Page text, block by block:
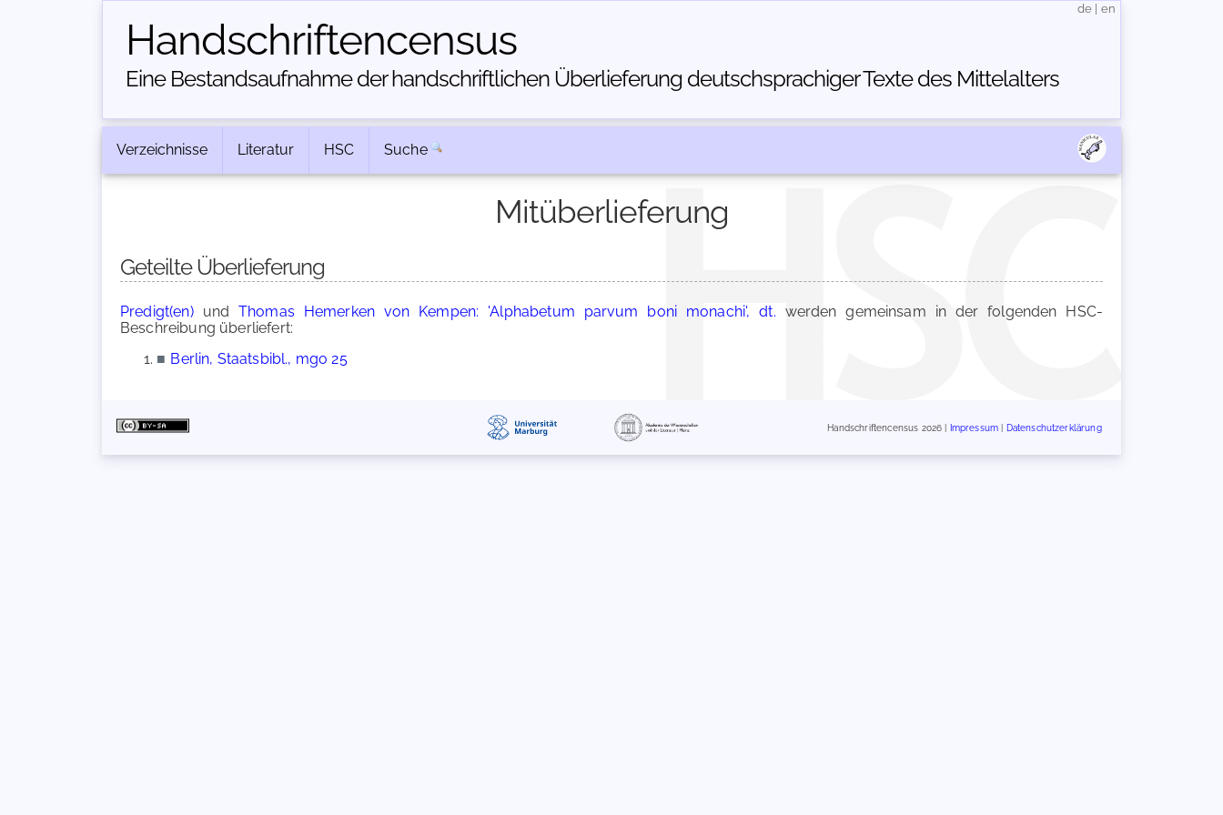
Handschriften­census
Eine Bestandsaufnahme der handschriftlichen Über­lieferung deutschsprachiger Texte des Mittelalters
de en
Verzeichnisse Literatur HSC Suche
Mitüberlieferung
Geteilte Überlieferung
Predigt(en)und Thomas Hemerken von Kempen: 'Alphabetum parvum boni monachi', dt. werden gemeinsam in der folgenden HSC-
Beschreibung überliefert:
■ Berlin, Staatsbibl., mgo 25
Handschriftencensus 2026 | Impressum Datenschutzerklärung